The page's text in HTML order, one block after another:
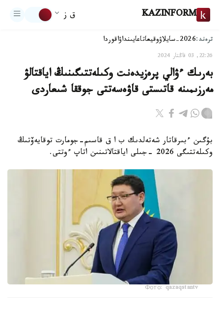
KAZINFORM ق ز
ترەند:2026-سايلاۋ وقيعاتاعايىنداۋاقوردا
22:26, 03 قاڭتار 2024
بەرىك ءۋالي پرەزيدەنت وكىلەتتىگىنىڭ اياقتالۋ
مەرزىمىنە قاتىستى قاۋەسەتتى جوققا شىعاردى
بۇگىن ءبىرقاتار شەتەلدىك ب ا ق قاسىم-جومارت توقايەۆتىڭ
وكىلەتتىگى 2026 -جىلى اياقتالاتىنىن اتاپ ءوتتى.
Фото: qazaqstantv